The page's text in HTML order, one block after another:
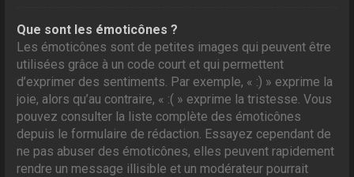
Que sont les émoticônes ?
Les émoticônes sont de petites images qui peuvent être
utilisées grâce à un code court et qui permettent
d’exprimer des sentiments. Par exemple, « :) » exprime la
joie, alors qu’au contraire, « :( » exprime la tristesse. Vous
pouvez consulter la liste complète des émoticônes
depuis le formulaire de rédaction. Essayez cependant de
ne pas abuser des émoticônes, elles peuvent rapidement
rendre un message illisible et un modérateur pourrait